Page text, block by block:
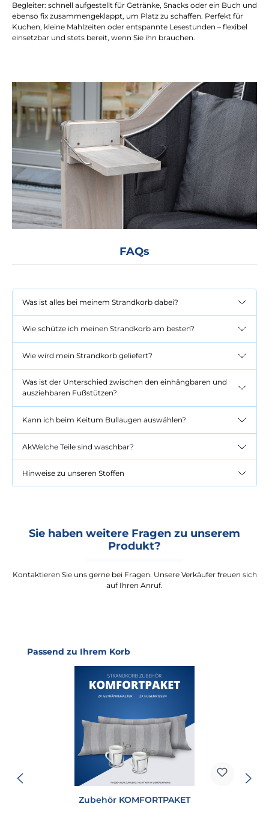
Begleiter: schnell aufgestellt für Getränke, Snacks oder ein Buch und
ebenso fix zusammengeklappt, um Platz zu schaffen. Perfekt für
Kuchen, kleine Mahlzeiten oder entspannte Lesestunden – flexibel
einsetzbar und stets bereit, wenn Sie ihn brauchen.
FAQs
Was ist alles bei meinem Strandkorb dabei?
Wie schütze ich meinen Strandkorb am besten?
Wie wird mein Strandkorb geliefert?
Was ist der Unterschied zwischen den einhängbaren und
ausziehbaren Fußstützen?
Kann ich beim Keitum Bullaugen auswählen?
AkWelche Teile sind waschbar?
Hinweise zu unseren Stoffen
Sie haben weitere Fragen zu unserem
Produkt?
Kontaktieren Sie uns gerne bei Fragen. Unsere Verkäufer freuen sich
auf Ihren Anruf.
Produktgalerie überspringen
Passend zu Ihrem Korb
Zubehör KOMFORTPAKET